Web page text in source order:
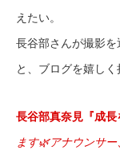
えたい。
長谷部さんが撮影
と、ブログを嬉しく
長谷部真奈見『成長
ます🌿アナウンサ